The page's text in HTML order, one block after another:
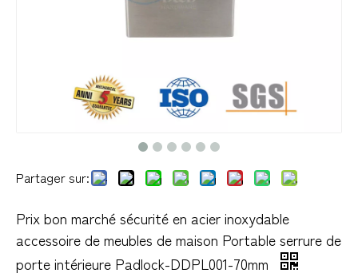
Partager sur:
Prix ​​bon marché sécurité en acier inoxydable
accessoire de meubles de maison Portable serrure de
porte intérieure Padlock-DDPL001-70mm